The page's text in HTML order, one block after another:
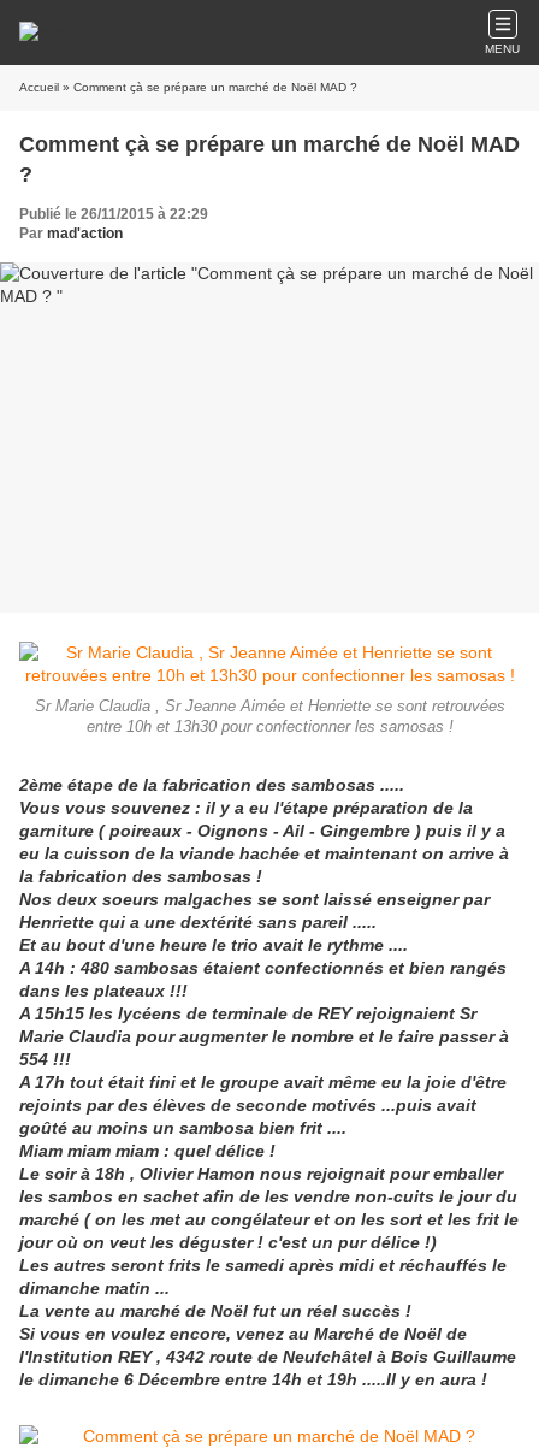
MENU
Accueil » Comment çà se prépare un marché de Noël MAD ?
Comment çà se prépare un marché de Noël MAD
?
Publié le 26/11/2015 à 22:29
Par mad'action
Sr Marie Claudia , Sr Jeanne Aimée et Henriette se sont retrouvées
entre 10h et 13h30 pour confectionner les samosas !
2ème étape de la fabrication des sambosas .....
Vous vous souvenez : il y a eu l'étape préparation de la
garniture ( poireaux - Oignons - Ail - Gingembre ) puis il y a
eu la cuisson de la viande hachée et maintenant on arrive à
la fabrication des sambosas !
Nos deux soeurs malgaches se sont laissé enseigner par
Henriette qui a une dextérité sans pareil .....
Et au bout d'une heure le trio avait le rythme ....
A 14h : 480 sambosas étaient confectionnés et bien rangés
dans les plateaux !!!
A 15h15 les lycéens de terminale de REY rejoignaient Sr
Marie Claudia pour augmenter le nombre et le faire passer à
554 !!!
A 17h tout était fini et le groupe avait même eu la joie d'être
rejoints par des élèves de seconde motivés ...puis avait
goûté au moins un sambosa bien frit ....
Miam miam miam : quel délice !
Le soir à 18h , Olivier Hamon nous rejoignait pour emballer
les sambos en sachet afin de les vendre non-cuits le jour du
marché ( on les met au congélateur et on les sort et les frit le
jour où on veut les déguster ! c'est un pur délice !)
Les autres seront frits le samedi après midi et réchauffés le
dimanche matin ...
La vente au marché de Noël fut un réel succès !
Si vous en voulez encore, venez au Marché de Noël de
l'Institution REY , 4342 route de Neufchâtel à Bois Guillaume
le dimanche 6 Décembre entre 14h et 19h .....Il y en aura !